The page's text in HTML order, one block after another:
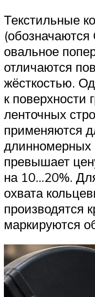
Текстильные
овальное
отличаются
жёсткостью.
к поверхности
ленточных
применяются
длинномерных
превышает
на 10…20%.
охвата
производятся
маркируются